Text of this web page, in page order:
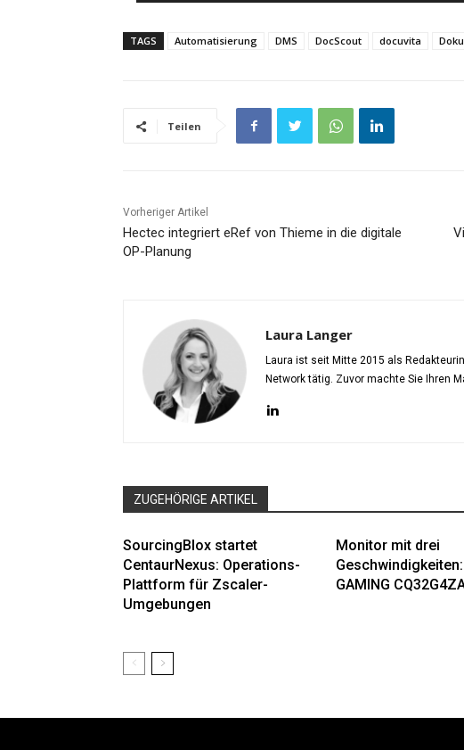
TAGS Automatisierung DMS DocScout docuvita
Teilen
Vorheriger Artikel
Hectec integriert eRef von Thieme in die digitale
OP-Planung
Laura Langer
Laura ist seit Mitte 2015 als
Network tätig. Zuvor machte Sie Ihren
ZUGEHÖRIGE ARTIKEL
SourcingBlox startet
CentaurNexus: Operations-
Plattform für Zscaler-
Umgebungen
Monitor mit drei
Geschwindigkeiten:
GAMING